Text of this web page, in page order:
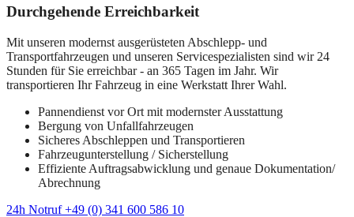
Durchgehende Erreichbarkeit
Mit unseren modernst ausgerüsteten Abschlepp- und
Transportfahrzeugen und unseren Servicespezialisten sind wir 24
Stunden für Sie erreichbar - an 365 Tagen im Jahr. Wir
transportieren Ihr Fahrzeug in eine Werkstatt Ihrer Wahl.
Pannendienst vor Ort mit modernster Ausstattung
Bergung von Unfallfahrzeugen
Sicheres Abschleppen und Transportieren
Fahrzeugunterstellung / Sicherstellung
Effiziente Auftragsabwicklung und genaue Dokumentation/
Abrechnung
24h Notruf +49 (0) 341 600 586 10